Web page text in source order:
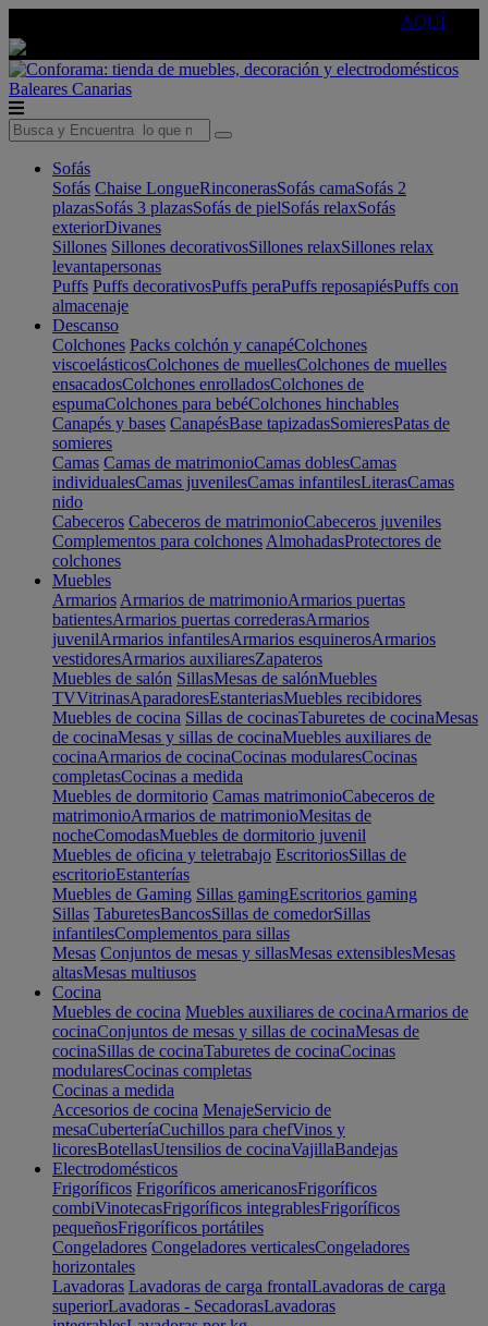
AQUÍ
Baleares Canarias
Sofás
Sofás Chaise LongueRinconerasSofás camaSofás 2
plazasSofás 3 plazasSofás de pielSofás relaxSofás
exteriorDivanes
Sillones Sillones decorativosSillones relaxSillones relax
levantapersonas
Puffs Puffs decorativosPuffs peraPuffs reposapiésPuffs con
almacenaje
Descanso
Colchones Packs colchón y canapéColchones
viscoelásticosColchones de muellesColchones de muelles
ensacadosColchones enrolladosColchones de
espumaColchones para bebéColchones hinchables
Canapés y bases CanapésBase tapizadasSomieresPatas de
somieres
Camas Camas de matrimonioCamas doblesCamas
individualesCamas juvenilesCamas infantilesLiterasCamas
nido
Cabeceros Cabeceros de matrimonioCabeceros juveniles
Complementos para colchones AlmohadasProtectores de
colchones
Muebles
Armarios Armarios de matrimonioArmarios puertas
batientesArmarios puertas correderasArmarios
juvenilArmarios infantilesArmarios esquinerosArmarios
vestidoresArmarios auxiliaresZapateros
Muebles de salón SillasMesas de salónMuebles
TVVitrinasAparadoresEstanteriasMuebles recibidores
Muebles de cocina Sillas de cocinasTaburetes de cocinaMesas
de cocinaMesas y sillas de cocinaMuebles auxiliares de
cocinaArmarios de cocinaCocinas modularesCocinas
completasCocinas a medida
Muebles de dormitorio Camas matrimonioCabeceros de
matrimonioArmarios de matrimonioMesitas de
nocheComodasMuebles de dormitorio juvenil
Muebles de oficina y teletrabajo EscritoriosSillas de
escritorioEstanterías
Muebles de Gaming Sillas gamingEscritorios gaming
Sillas TaburetesBancosSillas de comedorSillas
infantilesComplementos para sillas
Mesas Conjuntos de mesas y sillasMesas extensiblesMesas
altasMesas multiusos
Cocina
Muebles de cocina Muebles auxiliares de cocinaArmarios de
cocinaConjuntos de mesas y sillas de cocinaMesas de
cocinaSillas de cocinaTaburetes de cocinaCocinas
modularesCocinas completas
Cocinas a medida
Accesorios de cocina MenajeServicio de
mesaCuberteríaCuchillos para chefVinos y
licoresBotellasUtensilios de cocinaVajillaBandejas
Electrodomésticos
Frigoríficos Frigoríficos americanosFrigoríficos
combiVinotecasFrigoríficos integrablesFrigoríficos
pequeñosFrigoríficos portátiles
Congeladores Congeladores verticalesCongeladores
horizontales
Lavadoras Lavadoras de carga frontalLavadoras de carga
superiorLavadoras - SecadorasLavadoras